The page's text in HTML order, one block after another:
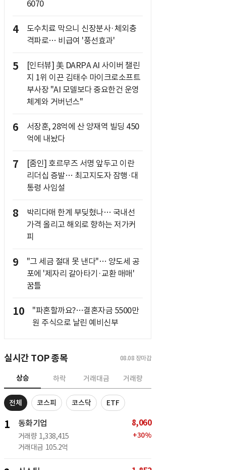
6070
4
도수치료 막으니 신장분사·체외충
격파로… 비급여 '풍선효과'
5
[인터뷰] 美 DARPA AI 사이버 챌린
지 1위 이끈 김태수 마이크로소프트
부사장 "AI 모델보다 중요한건 운영
체계와 거버넌스"
6
서장훈, 28억에 산 양재역 빌딩 450
억에 내놨다
7
[줌인] 호르무즈 서명 앞두고 이란
리더십 증발… 최고지도자 잠행·대
통령 사임설
8
박리다매 한계 부딪혔나… 국내선
가격 올리고 해외로 향하는 저가커
피
9
"그 세금 절대 못 낸다"… 양도세 공
포에 '제자리 갈아타기·교환 매매'
꿈틀
10
"파혼할까요?…결혼자금 5500만
원 주식으로 날린 예비신부
실시간 TOP 종목 08.08 장마감
상승 하락 거래대금 거래량
전체 코스피 코스닥 ETF
1 동화기업
거래량 1,338,415
거래대금 105.2억
8,060
+30%